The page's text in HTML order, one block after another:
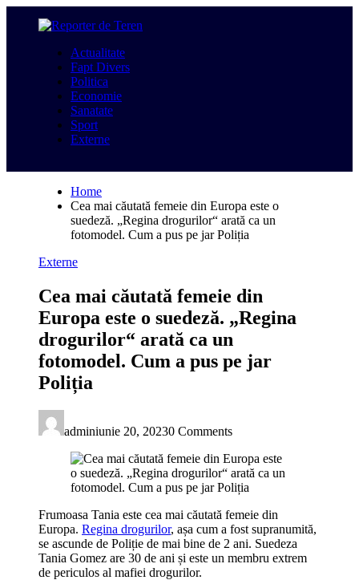
Actualitate
Fapt Divers
Politica
Economie
Sanatate
Sport
Externe
Home
Cea mai căutată femeie din Europa este o
suedeză. „Regina drogurilor“ arată ca un
fotomodel. Cum a pus pe jar Poliția
Externe
Cea mai căutată femeie din
Europa este o suedeză. „Regina
drogurilor“ arată ca un
fotomodel. Cum a pus pe jar
Poliția
adminiunie 20, 20230 Comments
Frumoasa Tania este cea mai căutată femeie din
Europa. Regina drogurilor, așa cum a fost supranumită,
se ascunde de Poliție de mai bine de 2 ani. Suedeza
Tania Gomez are 30 de ani și este un membru extrem
de periculos al mafiei drogurilor.